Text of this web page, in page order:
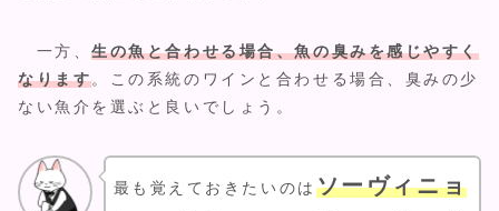
一方、生の魚と合わせる場合、魚の臭みを感じやすく
なります。この系統のワインと合わせる場合、臭みの少
ない魚介を選ぶと良いでしょう。
最も覚えておきたいのは ソーヴィニョ